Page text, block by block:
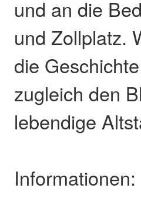
und an die
und Zollplatz.
die
zugleich den
lebendige
Informationen: